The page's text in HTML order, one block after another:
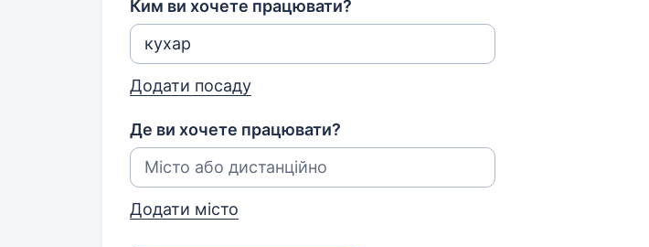
Ким ви хочете працювати?
Додати посаду
Де ви хочете працювати?
Додати місто